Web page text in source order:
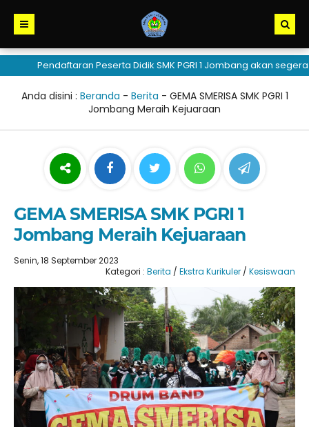
Pendaftaran Peserta Didik SMK PGRI 1 Jombang akan segera
Anda disini : Beranda - Berita - GEMA SMERISA SMK PGRI 1
Jombang Meraih Kejuaraan
GEMA SMERISA SMK PGRI 1
Jombang Meraih Kejuaraan
Senin, 18 September 2023
Kategori : Berita / Ekstra Kurikuler / Kesiswaan